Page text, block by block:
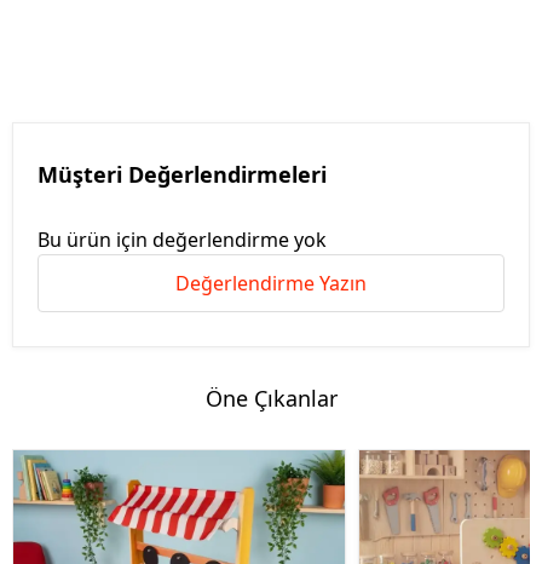
Müşteri Değerlendirmeleri
Bu ürün için değerlendirme yok
Değerlendirme Yazın
Öne Çıkanlar